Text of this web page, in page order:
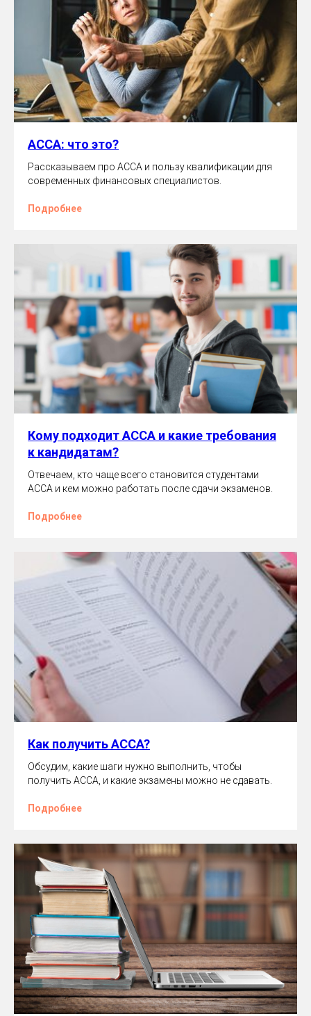
ACCA: что это?
Рассказываем про ACCA и пользу квалификации для
современных финансовых специалистов.
Подробнее
Кому подходит ACCA и какие требования
к кандидатам?
Отвечаем, кто чаще всего становится студентами
ACCA и кем можно работать после сдачи экзаменов.
Подробнее
Как получить ACCA?
Обсудим, какие шаги нужно выполнить, чтобы
получить ACCA, и какие экзамены можно не сдавать.
Подробнее